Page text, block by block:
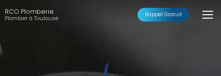
au
contenu
RCO Plomberie
Plombier à Toulouse Rappel Gratuit